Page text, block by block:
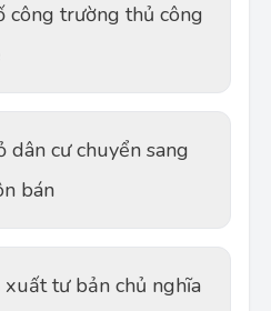
công trường thủ công
dân cư chuyển sang
bán
tư bản chủ nghĩa